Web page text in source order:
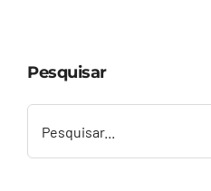
Contato
Pesquisar